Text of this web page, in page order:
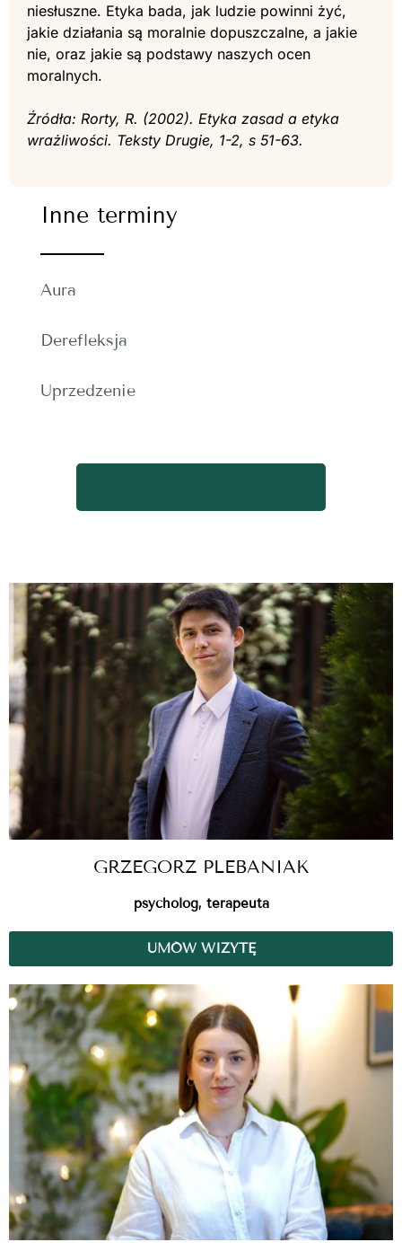
niesłuszne. Etyka bada, jak ludzie powinni żyć,
jakie działania są moralnie dopuszczalne, a jakie
nie, oraz jakie są podstawy naszych ocen
moralnych.
Źródła: Rorty, R. (2002). Etyka zasad a etyka
wrażliwości. Teksty Drugie, 1-2, s 51-63.
Inne terminy
Aura
Derefleksja
Uprzedzenie
GRZEGORZ PLEBANIAK
psycholog, terapeuta
UMÓW WIZYTĘ